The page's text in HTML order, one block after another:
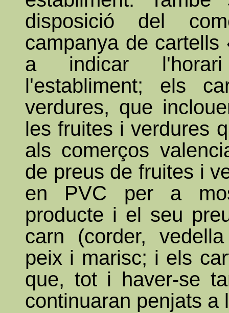
disposició del
campanya de cartells
a indicar
l'establiment; els
verdures, que
les fruites i verdures
als comerços
de preus de fruites i
en PVC per a
producte i el seu
carn (corder,
peix i marisc; i els
que, tot i haver-se
continuaran penjats a